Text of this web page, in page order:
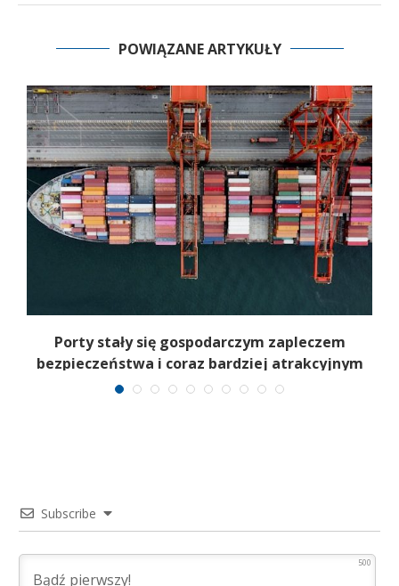
POWIĄZANE ARTYKUŁY
Porty stały się gospodarczym zapleczem
bezpieczeństwa i coraz bardziej atrakcyjnym
celem
Subscribe
500